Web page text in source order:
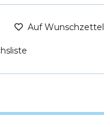
Auf Wunschzettel